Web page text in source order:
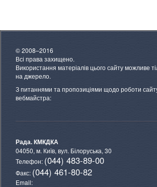
© 2008–2016
Всі права захищено.
Використання матеріалів цього сайту можливе
на джерело.
З питаннями та пропозиціями щодо роботи
вебмайстра:
Рада. КМКДКА
04050, м. Київ, вул. Білоруська, 30
Телефон: (044) 483-89-00
Факс: (044) 461-80-82
Email: